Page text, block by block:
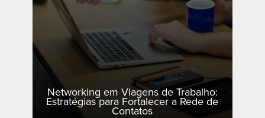
Networking em Viagens de Trabalho:
Estratégias para Fortalecer a Rede de
Contatos